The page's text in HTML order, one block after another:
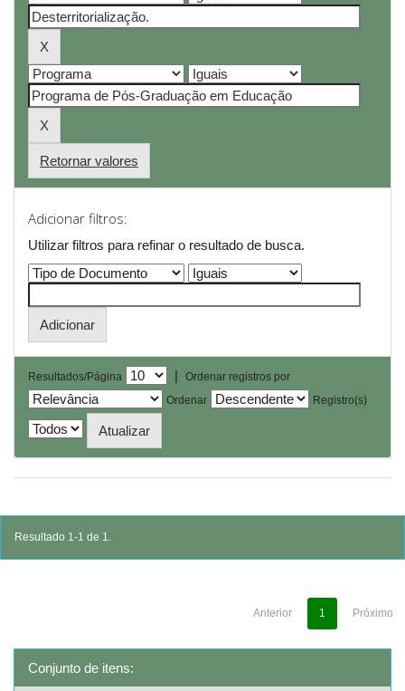
Retornar valores
Adicionar filtros:
Utilizar filtros para refinar o resultado de busca.
Resultados/Página |
Ordenar registros por
Ordenar
Registro(s)
Resultado 1-1 de 1.
Anterior 1 Próximo
Conjunto de itens: